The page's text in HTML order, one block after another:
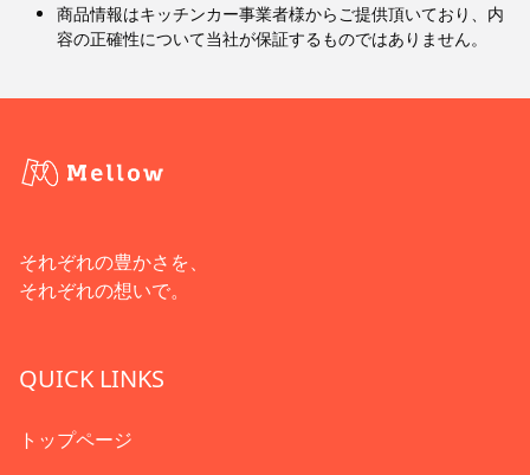
商品情報はキッチンカー事業者様からご提供頂いており、内
容の正確性について当社が保証するものではありません。
それぞれの豊かさを、
それぞれの想いで。
QUICK LINKS
トップページ